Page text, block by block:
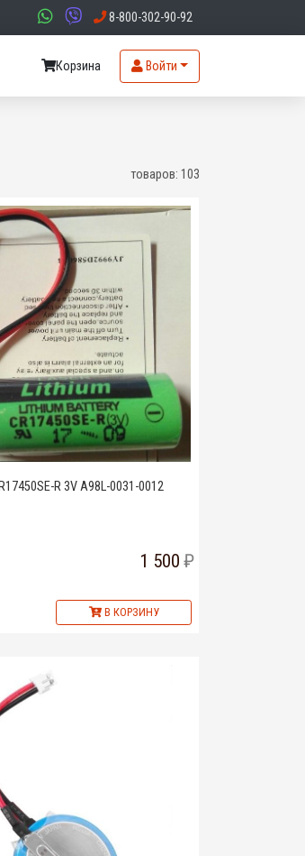
8-800-302-90-92
Корзина Войти
товаров: 103
R 3V A98L-0031-0012
1 500
В КОРЗИНУ